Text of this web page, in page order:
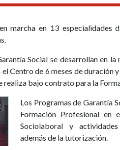
marcha en 13
Social se desarrollan en
el Centro de 6 meses de
realiza bajo contrato para la
Los Programas de Garantía
Formación Profesional en
Sociolaboral y actividades
además de la tutorización.